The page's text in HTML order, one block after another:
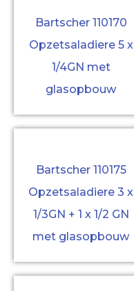
Bartscher 110170
Opzetsaladiere 5 x
1/4GN met
glasopbouw
Bartscher 110175
Opzetsaladiere 3 x
1/3GN + 1 x 1/2 GN
met glasopbouw